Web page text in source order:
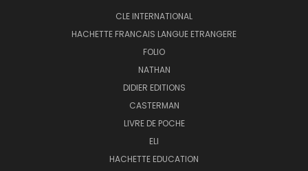
CLE INTERNATIONAL
HACHETTE FRANCAIS LANGUE ETRANGERE
FOLIO
NATHAN
DIDIER EDITIONS
CASTERMAN
LIVRE DE POCHE
ELI
HACHETTE EDUCATION